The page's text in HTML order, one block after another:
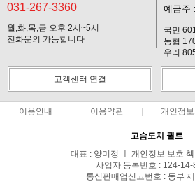
031-267-3360
월,화,목,금 오후 2시~5시
전화문의 가능합니다
예금주
국민
농협
우리
고객센터 연결
이용안내 이용약관 개인정
고슴도치 퀼트
대표 : 양미정 ㅣ 개인정보 보호
사업자 등록번호 : 124-
통신판매업신고번호 : 동부